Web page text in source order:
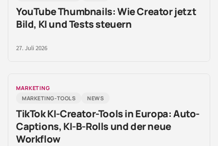
YouTube Thumbnails: Wie Creator jetzt
Bild, KI und Tests steuern
27. Juli 2026
MARKETING
MARKETING-TOOLS
NEWS
TikTok KI-Creator-Tools in Europa: Auto-
Captions, KI-B-Rolls und der neue
Workflow